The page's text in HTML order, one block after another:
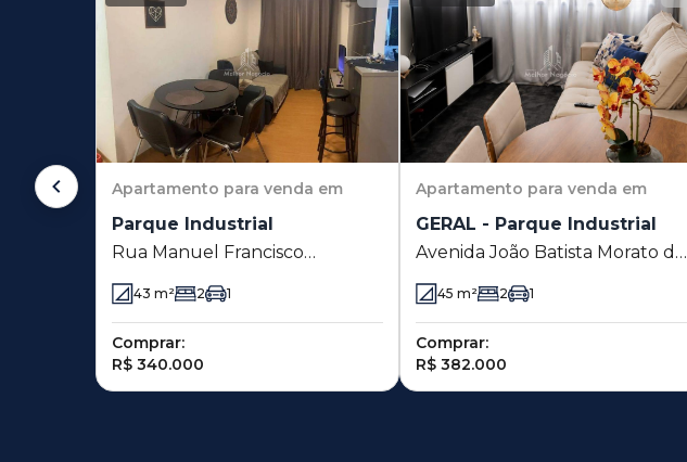
Apartamento para venda em
Parque Industrial
Rua Manuel Francisco
Industrial - Campinas - SP
43 m² 2 1
Comprar:
R$ 340.000
Apartamento para venda em
GERAL - Parque Industrial
Avenida João Batista Morato do
Campinas - SP
45 m² 2 1
Comprar:
R$ 382.000